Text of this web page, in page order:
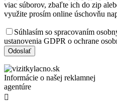
viac súborov, zbaľte ich do zip
využite prosím online úschovňu
Súhlasím so spracovaním
ustanovenia GDPR o ochrane
Informácie o našej reklamnej
agentúre
